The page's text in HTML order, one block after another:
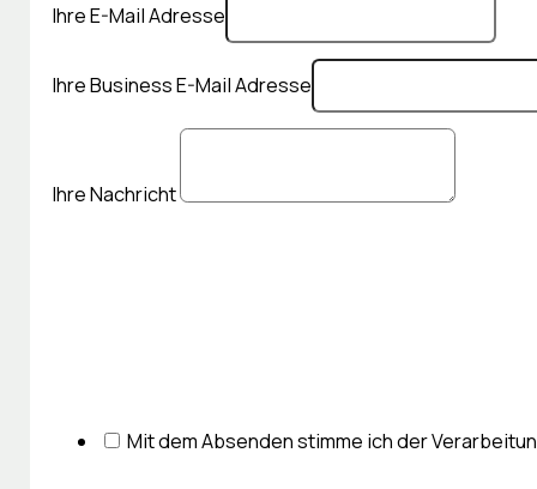
Ihre E-Mail Adresse
Ihre Business E-Mail Adresse
Ihre Nachricht
Mit dem Absenden stimme ich der